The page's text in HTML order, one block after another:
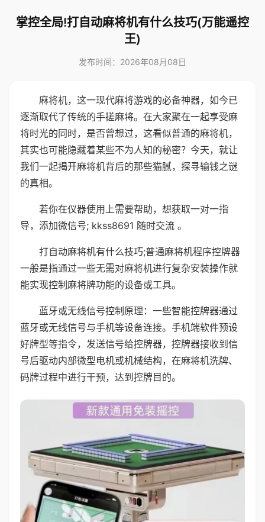
掌控全局!打自动麻将机有什么技巧(万能遥控
王)
发布时间：2026年08月08日
麻将机，这一现代麻将游戏的必备神器，如今已
逐渐取代了传统的手搓麻将。在大家聚在一起享受麻
将时光的同时，是否曾想过，这看似普通的麻将机，
其实也可能隐藏着某些不为人知的秘密？今天，就让
我们一起揭开麻将机背后的那些猫腻，探寻输钱之谜
的真相。
若你在仪器使用上需要帮助，想获取一对一指
导，添加微信号; kkss8691 随时交流 。
打自动麻将机有什么技巧;普通麻将机程序控牌器
一般是指通过一些无需对麻将机进行复杂安装操作就
能实现控制麻将牌功能的设备或工具。
蓝牙或无线信号控制原理：一些智能控牌器通过
蓝牙或无线信号与手机等设备连接。手机端软件预设
好牌型等指令，发送信号给控牌器，控牌器接收到信
号后驱动内部微型电机或机械结构，在麻将机洗牌、
码牌过程中进行干预，达到控牌目的。